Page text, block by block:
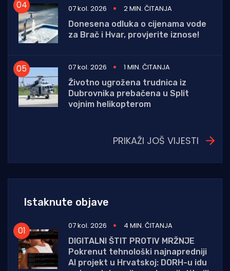
07 kol. 2026
2 MIN. ČITANJA
Donesena odluka o cijenama vode
za Brač i Hvar, provjerite iznose!
07 kol. 2026
1 MIN. ČITANJA
Životno ugrožena trudnica iz
Dubrovnika prebačena u Split
vojnim helikopterom
PRIKAŽI JOŠ VIJESTI
Istaknute objave
07 kol. 2026
4 MIN. ČITANJA
DIGITALNI ŠTIT PROTIV MRŽNJE
Pokrenut tehnološki najnapredniji
AI projekt u Hrvatskoj: DORH-u idu